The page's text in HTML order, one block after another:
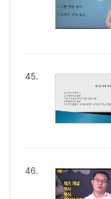
45.
46.